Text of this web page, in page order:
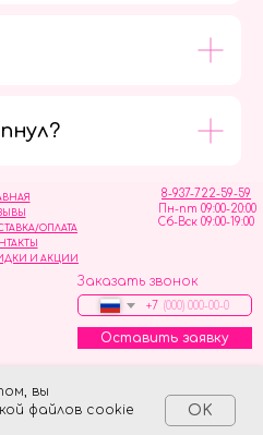
вы
файлов cookie
OK
ОПЛАТА
И АКЦИИ
8-937-722-59-59
Пн-пт 09:00-20:00
Сб-Вск 09:00-19:00
Заказать звонок
+7
Оставить заявку
Tilda